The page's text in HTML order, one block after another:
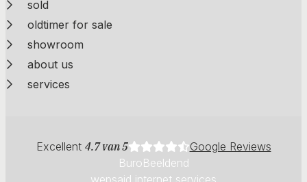
sold
oldtimer for sale
showroom
about us
services
Excellent 4.7 van 5
Google Reviews
BuroBeeldend
wepsaid internet services